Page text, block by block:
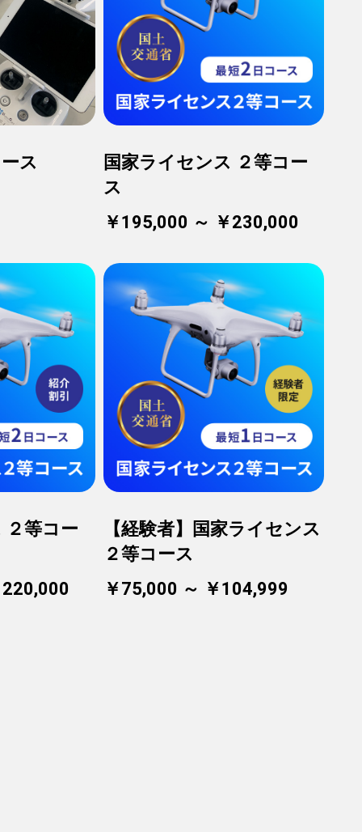
ス
国家ライセンス ２等コー
ス
￥195,000 ～ ￥230,000
２等コー
【経験者】国家ライセンス
２等コース
￥75,000 ～ ￥104,999